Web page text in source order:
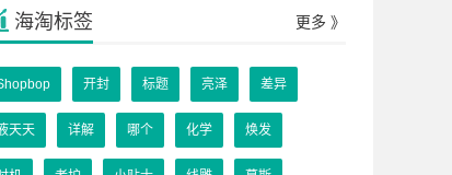
海淘标签 更多 》
开封 标题 亮泽 差异
天天 详解 哪个 化学 焕发